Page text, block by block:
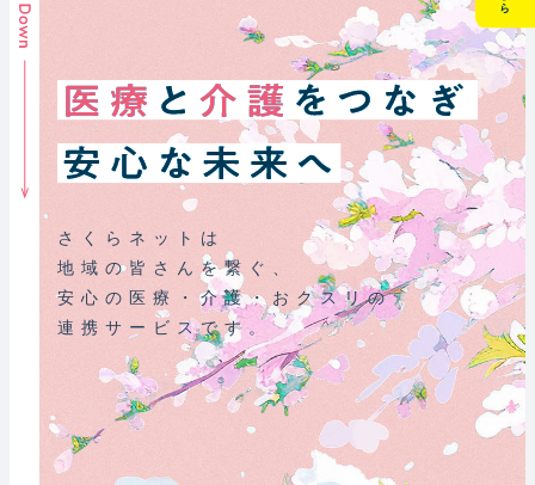
さくらネットは
地域の皆さんを繋ぐ、
安心の医療・介護・おクスリの
連携サービスです。